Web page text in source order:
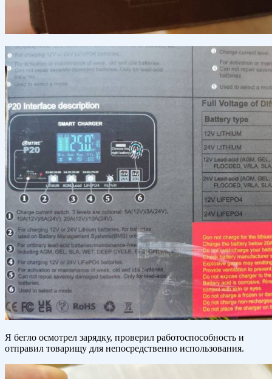
Я бегло осмотрел зарядку, проверил работоспособность и
отправил товарищу для непосредственно использования.